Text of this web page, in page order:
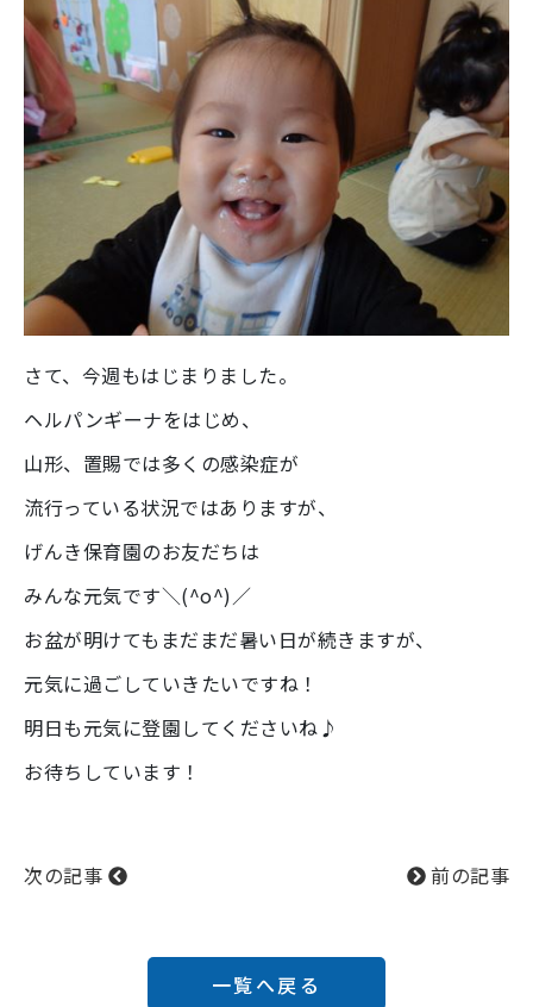
さて、今週もはじまりました。
ヘルパンギーナをはじめ、
山形、置賜では多くの感染症が
流行っている状況ではありますが、
げんき保育園のお友だちは
みんな元気です＼(^o^)／
お盆が明けてもまだまだ暑い日が続きますが、
元気に過ごしていきたいですね！
明日も元気に登園してくださいね♪
お待ちしています！
次の記事 前の記事
一覧へ戻る